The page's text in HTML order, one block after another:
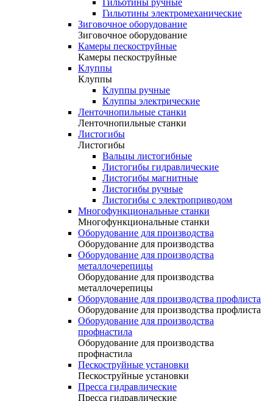
Гильотины ручные
Гильотины электромеханические
Зиговочное оборудование
Зиговочное оборудование
Камеры пескоструйные
Камеры пескоструйные
Клуппы
Клуппы
Клуппы ручные
Клуппы электрические
Ленточнопильные станки
Ленточнопильные станки
Листогибы
Листогибы
Вальцы листогибные
Листогибы гидравлические
Листогибы магнитные
Листогибы ручные
Листогибы с электроприводом
Многофункциональные станки
Многофункциональные станки
Оборудование для производства
Оборудование для производства
Оборудование для производства
металлочерепицы
Оборудование для производства
металлочерепицы
Оборудование для производства профлиста
Оборудование для производства профлиста
Оборудование для производства
профнастила
Оборудование для производства
профнастила
Пескоструйные установки
Пескоструйные установки
Пресса гидравлические
Пресса гидравлические